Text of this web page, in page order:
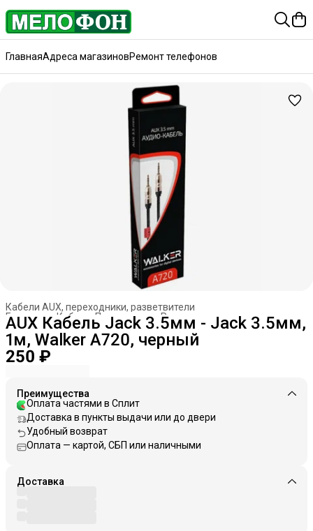
ГлавнаяАдреса магазиновРемонт телефонов
Кабели AUX, переходники, разветвители
Кабели. Переходники. Разветвители
Главная ›
AUX Кабель Jack 3.5мм - Jack 3.5мм,
1м, Walker A720, черный
250 ₽
Преимущества
Оплата частями в Сплит
Доставка в пункты выдачи или до двери
Удобный возврат
Оплата — картой, СБП или наличными
Доставка